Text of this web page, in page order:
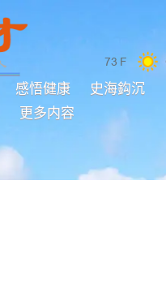
73 F
感悟健康
史海鈎沉
更多内容